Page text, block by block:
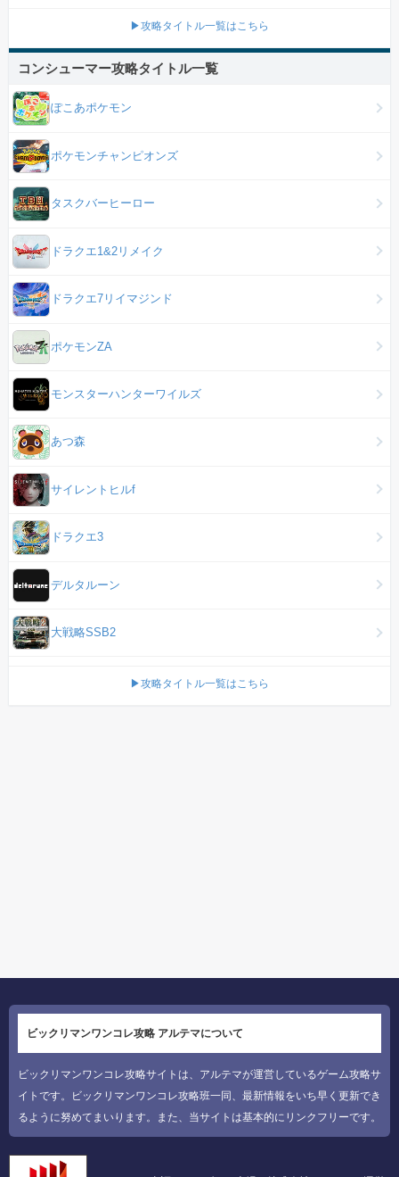
▶攻略タイトル一覧はこちら
コンシューマー攻略タイトル一覧
ぽこあポケモン
ポケモンチャンピオンズ
タスクバーヒーロー
ドラクエ1&2リメイク
ドラクエ7リイマジンド
ポケモンZA
モンスターハンターワイルズ
あつ森
サイレントヒルf
ドラクエ3
デルタルーン
大戦略SSB2
▶攻略タイトル一覧はこちら
ビックリマンワンコレ攻略 アルテマについて
ビックリマンワンコレ攻略サイトは、アルテマが運営しているゲーム攻略サ
イトです。ビックリマンワンコレ攻略班一同、最新情報をいち早く更新でき
るように努めてまいります。また、当サイトは基本的にリンクフリーです。